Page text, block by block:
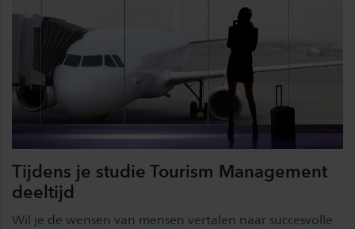
Tijdens je studie Tourism Management
deeltijd
Wil je de wensen van mensen vertalen naar succesvolle